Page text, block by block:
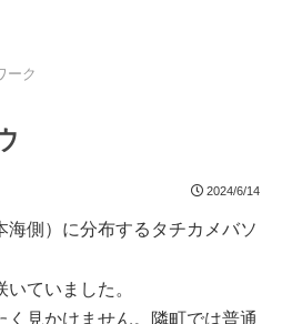
ーク
2024/6/14
側）に分布するタチカメバソ
ていました。
く見かけません。隣町では普通